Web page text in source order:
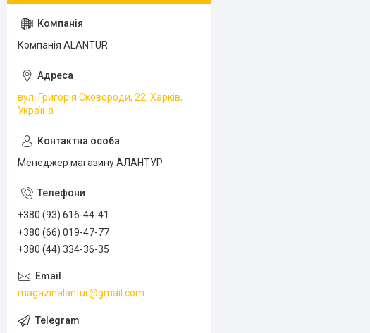
Компанія ALANTUR
вул. Григорія Сковороди, 22, Харків,
Україна
Менеджер магазину АЛАНТУР
+380 (93) 616-44-41
+380 (66) 019-47-77
+380 (44) 334-36-35
magazinalantur@gmail.com